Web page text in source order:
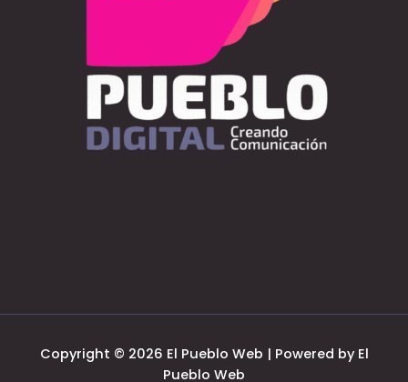
Copyright © 2026 El Pueblo Web | Powered by El
Pueblo Web